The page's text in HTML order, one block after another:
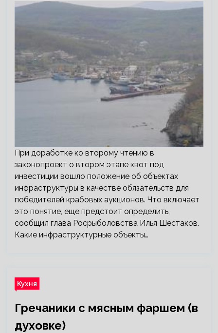
При доработке ко второму чтению в
законопроект о втором этапе квот под
инвестиции вошло положение об объектах
инфраструктуры в качестве обязательств для
победителей крабовых аукционов. Что включает
это понятие, еще предстоит определить,
сообщил глава Росрыболовства Илья Шестаков.
Какие инфраструктурные объекты…
Кухня
Гречаники с мясным фаршем (в
духовке)